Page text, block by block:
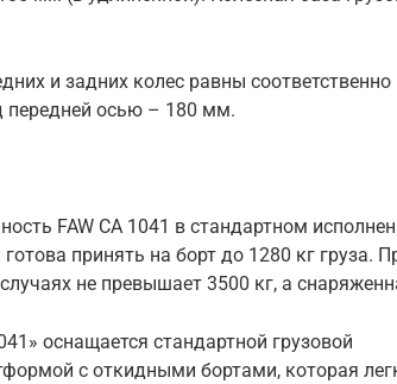
и задних колес равны
осью – 180 мм.
FAW CA 1041 в стандартном
принять на борт до 1280 кг груза.
не превышает 3500 кг, а
оснащается стандартной грузовой
с откидными бортами, которая